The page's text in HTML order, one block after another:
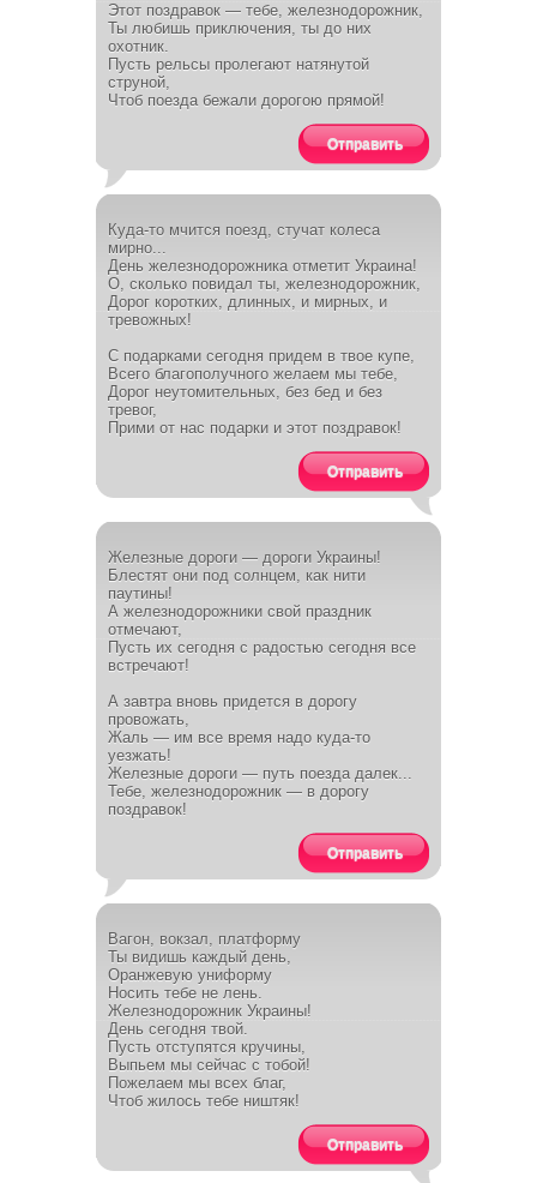
Этот поздравок — тебе, железнодорожник,
Ты любишь приключения, ты до них
охотник.
Пусть рельсы пролегают натянутой
струной,
Чтоб поезда бежали дорогою прямой!
Отправить
Куда-то мчится поезд, стучат колеса
мирно...
День железнодорожника отметит Украина!
О, сколько повидал ты, железнодорожник,
Дорог коротких, длинных, и мирных, и
тревожных!
С подарками сегодня придем в твое купе,
Всего благополучного желаем мы тебе,
Дорог неутомительных, без бед и без
тревог,
Прими от нас подарки и этот поздравок!
Отправить
Железные дороги — дороги Украины!
Блестят они под солнцем, как нити
паутины!
А железнодорожники свой праздник
отмечают,
Пусть их сегодня с радостью сегодня все
встречают!
А завтра вновь придется в дорогу
провожать,
Жаль — им все время надо куда-то
уезжать!
Железные дороги — путь поезда далек...
Тебе, железнодорожник — в дорогу
поздравок!
Отправить
Вагон, вокзал, платформу
Ты видишь каждый день,
Оранжевую униформу
Носить тебе не лень.
Железнодорожник Украины!
День сегодня твой.
Пусть отступятся кручины,
Выпьем мы сейчас с тобой!
Пожелаем мы всех благ,
Чтоб жилось тебе ништяк!
Отправить